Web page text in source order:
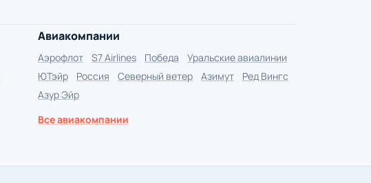
Авиакомпании
Аэрофлот S7 Airlines Победа
Уральские авиалинии
ЮТэйр
Россия Северный ветер Азимут
Ред Вингс
Азур Эйр
Все авиакомпании